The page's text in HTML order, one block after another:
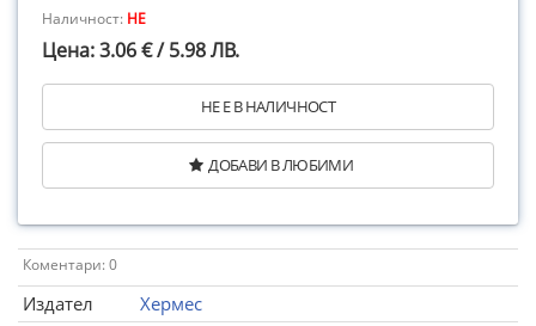
Наличност: НЕ
Цена: 3.06 € / 5.98 ЛВ.
НЕ Е В НАЛИЧНОСТ
ДОБАВИ В ЛЮБИМИ
Коментари: 0
Издател
Хермес